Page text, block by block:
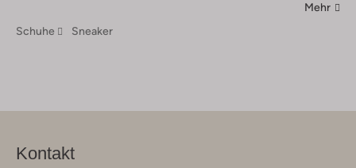
Mehr
Schuhe
Sneaker
Kontakt